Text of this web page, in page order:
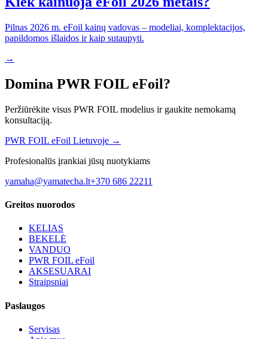
Pilnas 2026 m. eFoil kainų vadovas – modeliai, komplektacijos,
papildomos išlaidos ir kaip sutaupyti.
→
Domina PWR FOIL eFoil?
Peržiūrėkite visus PWR FOIL modelius ir gaukite nemokamą
konsultaciją.
PWR FOIL eFoil Lietuvoje →
Profesionalūs įrankiai jūsų nuotykiams
yamaha@yamatecha.lt+370 686 22211
Greitos nuorodos
KELIAS
BEKELĖ
VANDUO
PWR FOIL eFoil
AKSESUARAI
Straipsniai
Paslaugos
Servisas